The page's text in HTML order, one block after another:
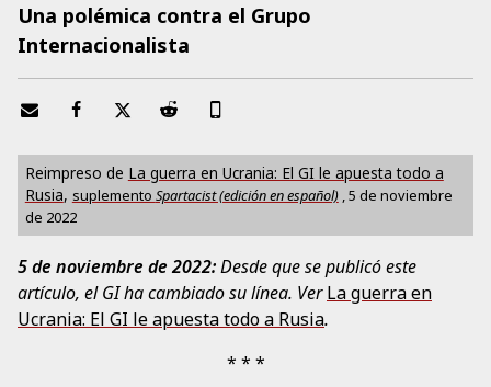
Una polémica contra el Grupo
Internacionalista
Reimpreso de La guerra en Ucrania: El GI le apuesta todo a
Rusia, suplemento Spartacist (edición en español) ,5 de noviembre
de 2022
5 de noviembre de 2022:Desde que se publicó este
artículo, el GI ha cambiado su línea. VerLa guerra en
Ucrania: El GI le apuesta todo a Rusia.